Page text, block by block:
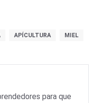
APÍCULTURA MIEL
para que